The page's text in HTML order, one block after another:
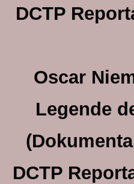
DCTP
Oscar
Legende
DCTP